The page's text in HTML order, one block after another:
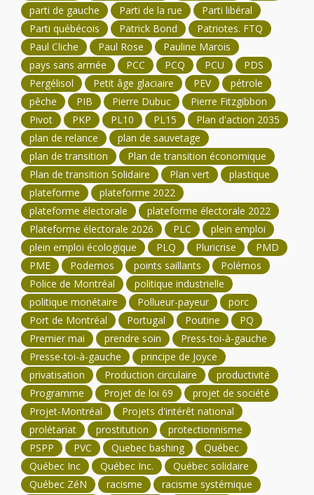
parti de gauche
Parti de la rue
Parti libéral
Parti québécois
Patrick Bond
Patriotes. FTQ
Paul Cliche
Paul Rose
Pauline Marois
pays sans armée
PCC PCQ PCU
PDS
Pergélisol
Petit âge glaciaire PEV
pétrole
pêche
PIB Pierre Dubuc
Pierre Fitzgibbon
Pivot
PKP PL10 PL15
Plan d'action 2035
plan de relance
plan de sauvetage
plan de transition
Plan de transition économique
Plan de transition Solidaire
Plan vert
plastique
plateforme
plateforme 2022
plateforme électorale
plateforme électorale 2022
Plateforme électorale 2026
PLC
plein emploi
plein emploi écologique
PLQ Pluricrise
PMD
PME
Podemos points saillants
Polémos
Police de Montréal
politique industrielle
politique monétaire
Pollueur-payeur
porc
Port de Montréal
Portugal Poutine
PQ
Premier mai
prendre soin
Press-toi-à-gauche
Presse-toi-à-gauche
principe de Joyce
privatisation
Production circulaire
productivité
Programme
Projet de loi 69
projet de société
Projet-Montréal
Projets d'intérêt national
prolétariat
prostitution
protectionnisme
PSPP
PVC Quebec bashing
Québec
Québec Inc
Québec Inc.
Québec solidaire
Québec ZéN
racisme
racisme systémique